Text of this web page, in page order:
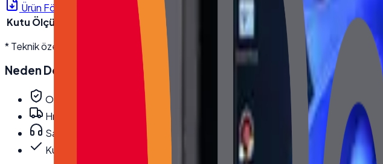
Ürün Föyü (PDF)
Kutu Ölçüleri
En 22.5 cm · Boy 62 cm · Yükseklik 46 cm
* Teknik özellikler üretici kaynaklıdır; modele göre değişebilir. Detaylı bilgi için bize ulaşın.
Neden Desmak
Orijinal, garantili ürün
Hızlı ve güvenli kargo
Satış öncesi/sonrası teknik destek
Kurumsal fatura · bayi fiyatları